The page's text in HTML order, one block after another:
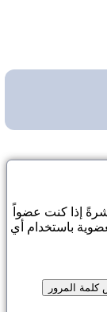
إذا كنت عضواً
باستخدام أي
المرور